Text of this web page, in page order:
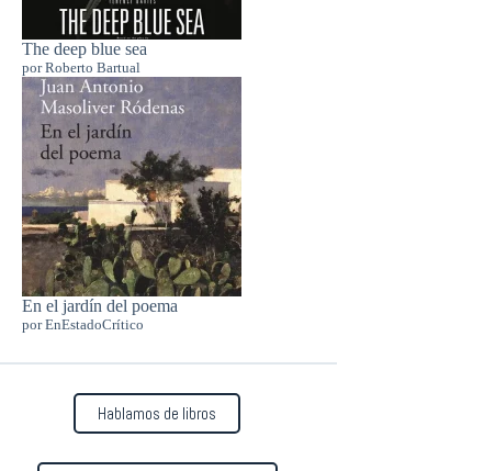
The deep blue sea
por Roberto Bartual
En el jardín del poema
por EnEstadoCrítico
Hablamos de libros